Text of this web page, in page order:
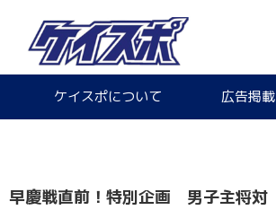
ケイスポについて 広告掲載
早慶戦直前！特別企画 男子主将対